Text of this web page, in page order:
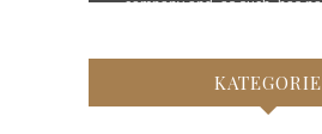
KATEGORIE